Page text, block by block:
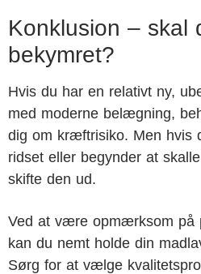
Konklusion – skal
bekymret?
Hvis du har en relativt ny,
med moderne belægning,
dig om kræftrisiko. Men hvis
ridset eller begynder at
skifte den ud.
Ved at være opmærksom på
kan du nemt holde din
Sørg for at vælge